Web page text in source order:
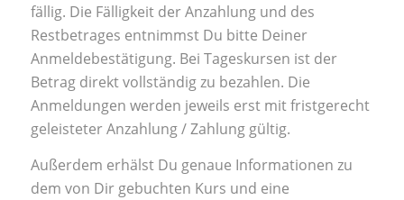
fällig. Die Fälligkeit der Anzahlung und des
Restbetrages entnimmst Du bitte Deiner
Anmeldebestätigung. Bei Tageskursen ist der
Betrag direkt vollständig zu bezahlen. Die
Anmeldungen werden jeweils erst mit fristgerecht
geleisteter Anzahlung / Zahlung gültig.
Außerdem erhälst Du genaue Informationen zu
dem von Dir gebuchten Kurs und eine